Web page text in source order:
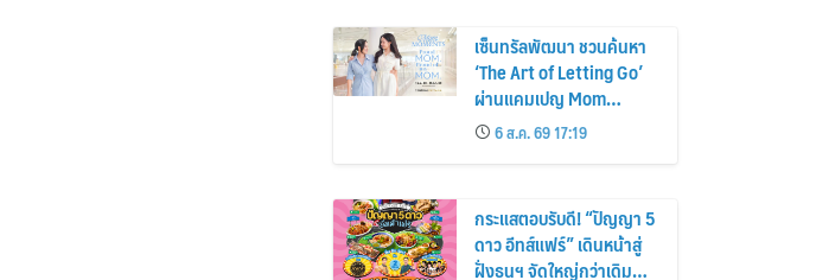
เซ็นทรัลพัฒนา ชวนค้นหา
‘The Art of Letting Go’
ผ่านแคมเปญ Mom
Moments: Proud Mom.
Proud of My Mom.
6 ส.ค. 69 17:19
กระแสตอบรับดี! “ปัญญา 5
ดาว อีทส์แฟร์” เดินหน้าสู่
ฝั่งธนฯ จัดใหญ่กว่าเดิม